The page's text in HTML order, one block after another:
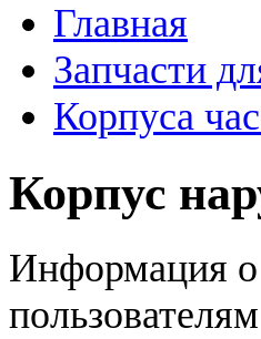
Главная
Запчасти
Корпуса
Корпус
Информация о
пользователям